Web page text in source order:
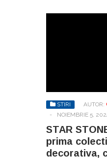
STIRI AUTOR:
-
NOIEMBRIE 5,
STAR
prima
decorativa,